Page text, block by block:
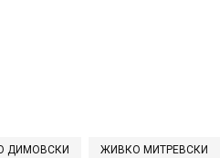
ДИМОВСКИ ЖИВКО МИТРЕВСКИ